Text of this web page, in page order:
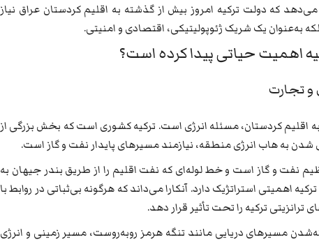
که دولت ترکیه امروز بیش از گذشته به اقلیم کردستان عراق نیاز
به‌عنوان یک شریک ژئوپولیتیکی، اقتصادی و امنیتی.
اهمیت حیاتی پیدا کرده است؟
به اقلیم کردستان، مسئله انرژی است. ترکیه کشوری است که بخش بزرگی از
شدن به هاب انرژی منطقه، نیازمند مسیرهای پایدار نفت و گاز است.
نفت و گاز است و خط لوله‌ای که نفت اقلیم را از طریق بندر جیهان به
اهمیتی استراتژیک دارد. آنکارا می‌داند که هرگونه بی‌ثباتی در روابط با
ترانزیتی ترکیه را تحت تأثیر قرار دهد.
مسیرهای دریایی مانند تنگه هرمز روبه‌روست، مسیر زمینی و انرژی